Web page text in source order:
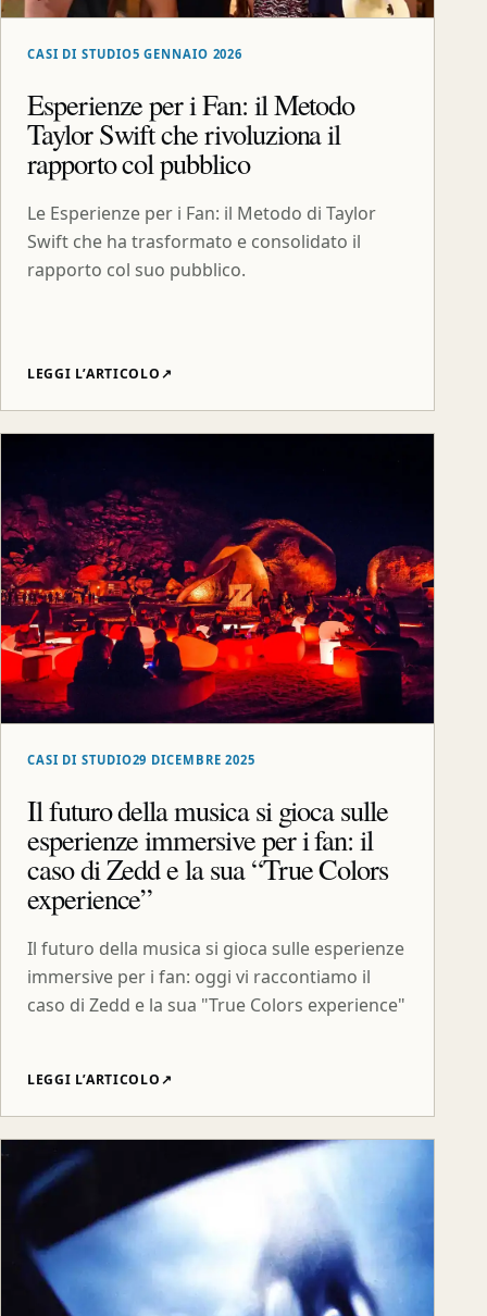
CASI DI STUDIO5 GENNAIO 2026
Esperienze per i Fan: il Metodo
Taylor Swift che rivoluziona il
rapporto col pubblico
Le Esperienze per i Fan: il Metodo di Taylor
Swift che ha trasformato e consolidato il
rapporto col suo pubblico.
LEGGI L’ARTICOLO↗
CASI DI STUDIO29 DICEMBRE 2025
Il futuro della musica si gioca sulle
esperienze immersive per i fan: il
caso di Zedd e la sua “True Colors
experience”
Il futuro della musica si gioca sulle esperienze
immersive per i fan: oggi vi raccontiamo il
caso di Zedd e la sua "True Colors experience"
LEGGI L’ARTICOLO↗